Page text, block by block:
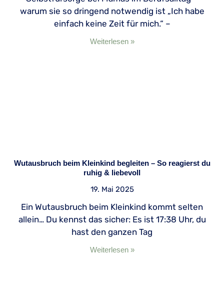
warum sie so dringend notwendig ist „Ich habe
einfach keine Zeit für mich.“ –
Weiterlesen »
Wutausbruch beim Kleinkind begleiten – So reagierst du
ruhig & liebevoll
19. Mai 2025
Ein Wutausbruch beim Kleinkind kommt selten
allein… Du kennst das sicher: Es ist 17:38 Uhr, du
hast den ganzen Tag
Weiterlesen »